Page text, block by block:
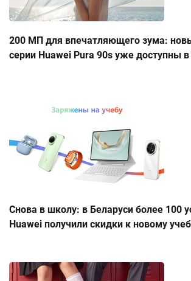
200 МП для впечатляющего зума:
серии Huawei Pura 90s уже доступны
Снова в школу: в Беларуси более 100
Huawei получили скидки к новому